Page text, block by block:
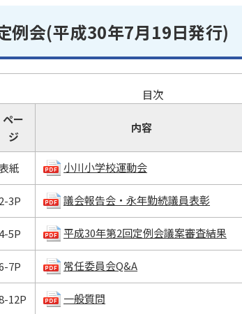
例会(平成30年7月19日発行)
目次
ペー
ジ
内容
紙 小川小学校運動会
2-3P 議会報告会・永年勤続議員表彰
5P 平成30年第2回定例会議案審査結果
7P 常任委員会Q&A
12P 一般質問